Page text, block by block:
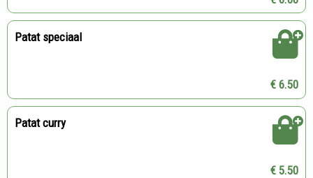
Patat speciaal
€ 6.50
Patat curry
€ 5.50